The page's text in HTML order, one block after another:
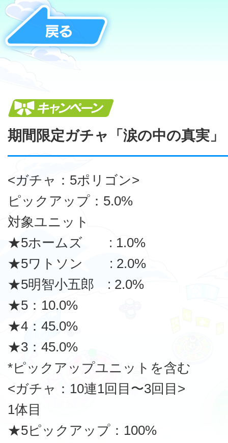
期間限定ガチャ「涙の中の真実」
<ガチャ：5ポリゴン>
ピックアップ：5.0%
対象ユニット
★5ホームズ : 1.0%
★5ワトソン : 2.0%
★5明智小五郎 : 2.0%
★5：10.0%
★4：45.0%
★3：45.0%
*ピックアップユニットを含む
<ガチャ：10連1回目〜3回目>
1体目
★5ピックアップ：100%